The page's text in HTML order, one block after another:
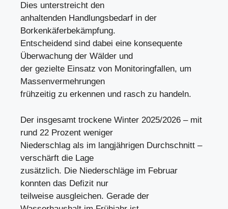
Dies unterstreicht den
anhaltenden Handlungsbedarf in der
Borkenkäferbekämpfung.
Entscheidend sind dabei eine konsequente
Überwachung der Wälder und
der gezielte Einsatz von Monitoringfallen, um
Massenvermehrungen
frühzeitig zu erkennen und rasch zu handeln.
Der insgesamt trockene Winter 2025/2026 – mit
rund 22 Prozent weniger
Niederschlag als im langjährigen Durchschnitt –
verschärft die Lage
zusätzlich. Die Niederschläge im Februar
konnten das Defizit nur
teilweise ausgleichen. Gerade der